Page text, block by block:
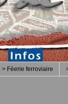
> Féerie ferroviaire